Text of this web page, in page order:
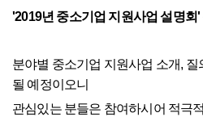
'2019년 중소기업 지원사업 설명회'
분야별 중소기업 지원사업 소개, 질
될 예정이오니
관심있는 분들은 참여하시어 적극